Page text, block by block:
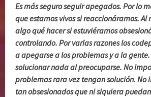
Es más seguro seguir apegados. Por lo
que estamos vivos si reaccionáramos.
algo qué hacer si estuviéramos
controlando. Por varias razones los
a apegarse a los problemas y a la
solucionar nada al preocuparse. No
problemas rara vez tengan solución. No
tan obsesionados que ni siquiera